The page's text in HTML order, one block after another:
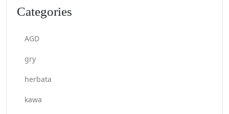
Categories
AGD
gry
herbata
kawa